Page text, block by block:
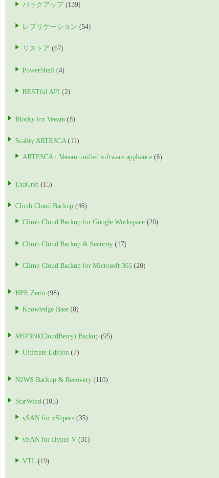
バックアップ (139)
レプリケーション (54)
リストア (67)
PowerShell (4)
RESTful API (2)
Blocky for Veeam (8)
Scality ARTESCA (11)
ARTESCA+ Veeam unified software appliance (6)
ExaGrid (15)
Climb Cloud Backup (46)
Climb Cloud Backup for Google Workspace (20)
Climb Cloud Backup & Security (17)
Climb Cloud Backup for Microsoft 365 (20)
HPE Zerto (98)
Knowledge Base (8)
MSP360(CloudBerry) Backup (95)
Ultimate Edition (7)
N2WS Backup & Recovery (110)
StarWind (105)
vSAN for vShpere (35)
vSAN for Hyper-V (31)
VTL (19)